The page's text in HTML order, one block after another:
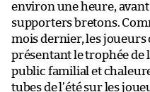
environ une heure, avant
supporters bretons.
mois dernier, les
présentant le trophée de
public familial et
tubes de l’été sur les